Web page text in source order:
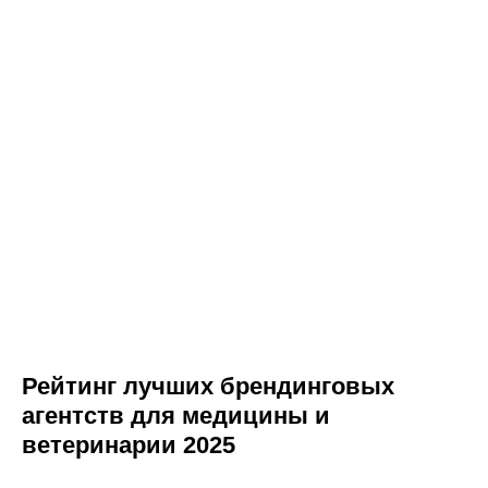
Рейтинг лучших брендинговых
агентств для медицины и
ветеринарии 2025